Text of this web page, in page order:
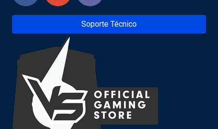
Soporte Técnico